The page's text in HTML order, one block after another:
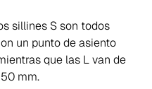
sillines S son todos
un punto de asiento
que las L van de
mm.